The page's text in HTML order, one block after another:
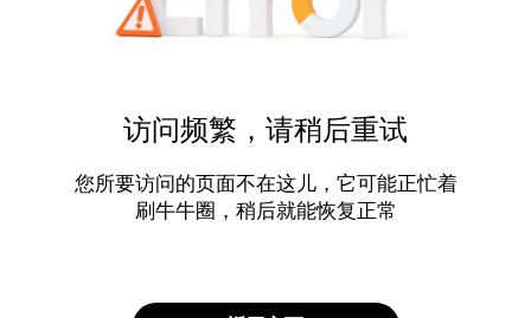
访问频繁，请稍后重试
您所要访问的页面不在这儿，它可能正忙着
刷牛牛圈，稍后就能恢复正常